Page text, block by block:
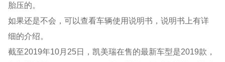
胎压的。
如果还是不会，可以查看车辆使用说明书，说明书上有详
细的介绍。
截至2019年10月25日，凯美瑞在售的最新车型是2019款，